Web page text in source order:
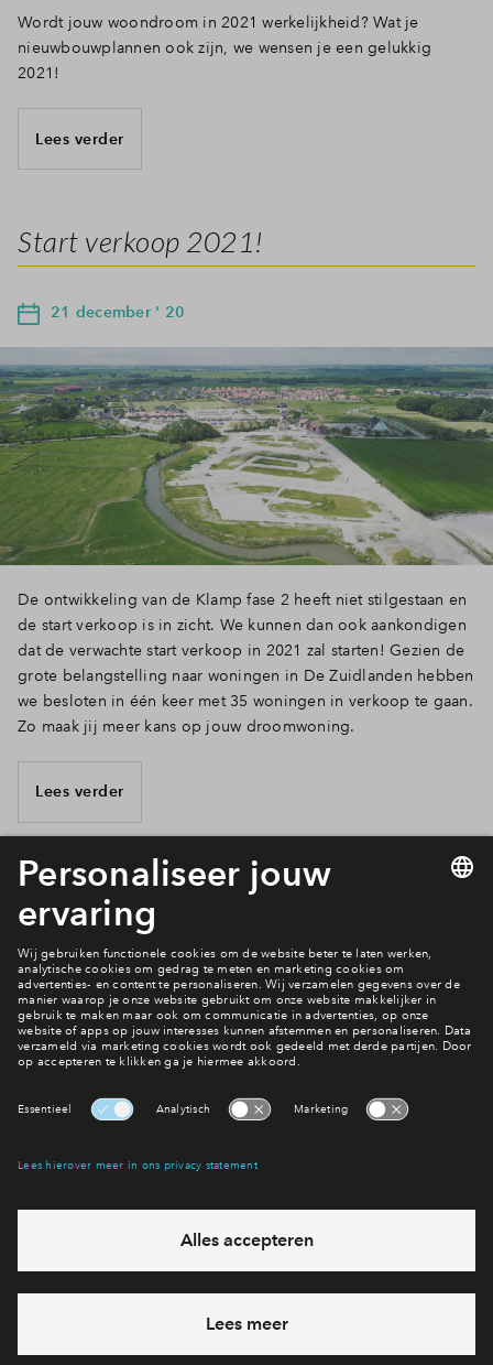
Wordt jouw woondroom in 2021 werkelijkheid? Wat je
nieuwbouwplannen ook zijn, we wensen je een gelukkig
2021!
Lees verder
Start verkoop 2021!
21 december ' 20
De ontwikkeling van de Klamp fase 2 heeft niet stilgestaan en
de start verkoop is in zicht. We kunnen dan ook aankondigen
dat de verwachte start verkoop in 2021 zal starten! Gezien de
grote belangstelling naar woningen in De Zuidlanden hebben
we besloten in één keer met 35 woningen in verkoop te gaan.
Zo maak jij meer kans op jouw droomwoning.
Lees verder
Bekijk het woningaanbod
Interesse? Meld je dan snel aan
Hiermee blijf je op de hoogte van het belangrijkste nieuws en
Ja, ik wil mij aanmelden
Heb je een vraag en wil je direct antwoord? Bel ons op
712 28 60